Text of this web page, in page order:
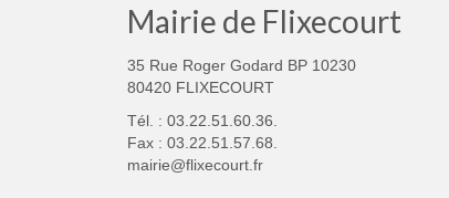
Mairie de Flixecourt
35 Rue Roger Godard BP 10230
80420 FLIXECOURT
Tél. : 03.22.51.60.36.
Fax : 03.22.51.57.68.
mairie@flixecourt.fr